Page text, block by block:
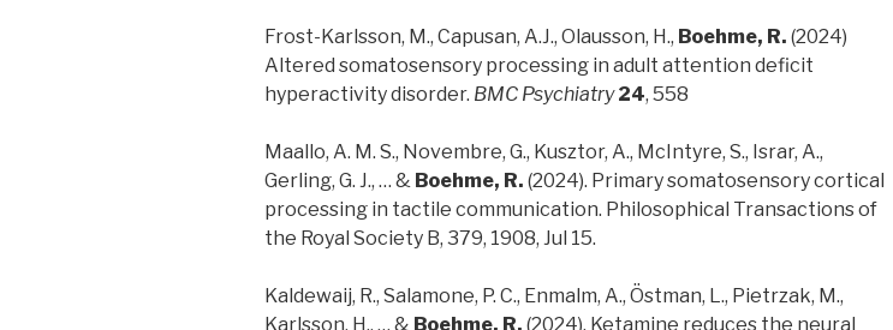
Frost-Karlsson, M., Capusan, A.J., Olausson, H., Boehme, R. (2024)
Altered somatosensory processing in adult attention deficit
hyperactivity disorder. BMC Psychiatry 24, 558
Maallo, A. M. S., Novembre, G., Kusztor, A., McIntyre, S., Israr, A.,
Gerling, G. J., … & Boehme, R. (2024). Primary somatosensory cortical
processing in tactile communication. Philosophical Transactions of
the Royal Society B, 379, 1908, Jul 15.
Kaldewaij, R., Salamone, P. C., Enmalm, A., Östman, L., Pietrzak, M.,
Karlsson, H., … & Boehme, R. (2024). Ketamine reduces the neural